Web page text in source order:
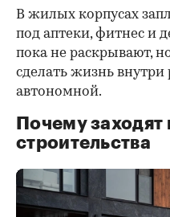
В жилых корпусах
под аптеки, фитнес и
пока не раскрывают,
сделать жизнь
автономной.
Почему заходят
строительства